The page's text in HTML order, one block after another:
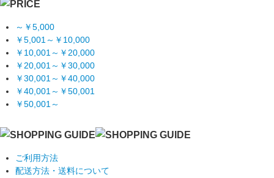
～￥5,000
￥5,001～￥10,000
￥10,001～￥20,000
￥20,001～￥30,000
￥30,001～￥40,000
￥40,001～￥50,001
￥50,001～
ご利用方法
配送方法・送料について